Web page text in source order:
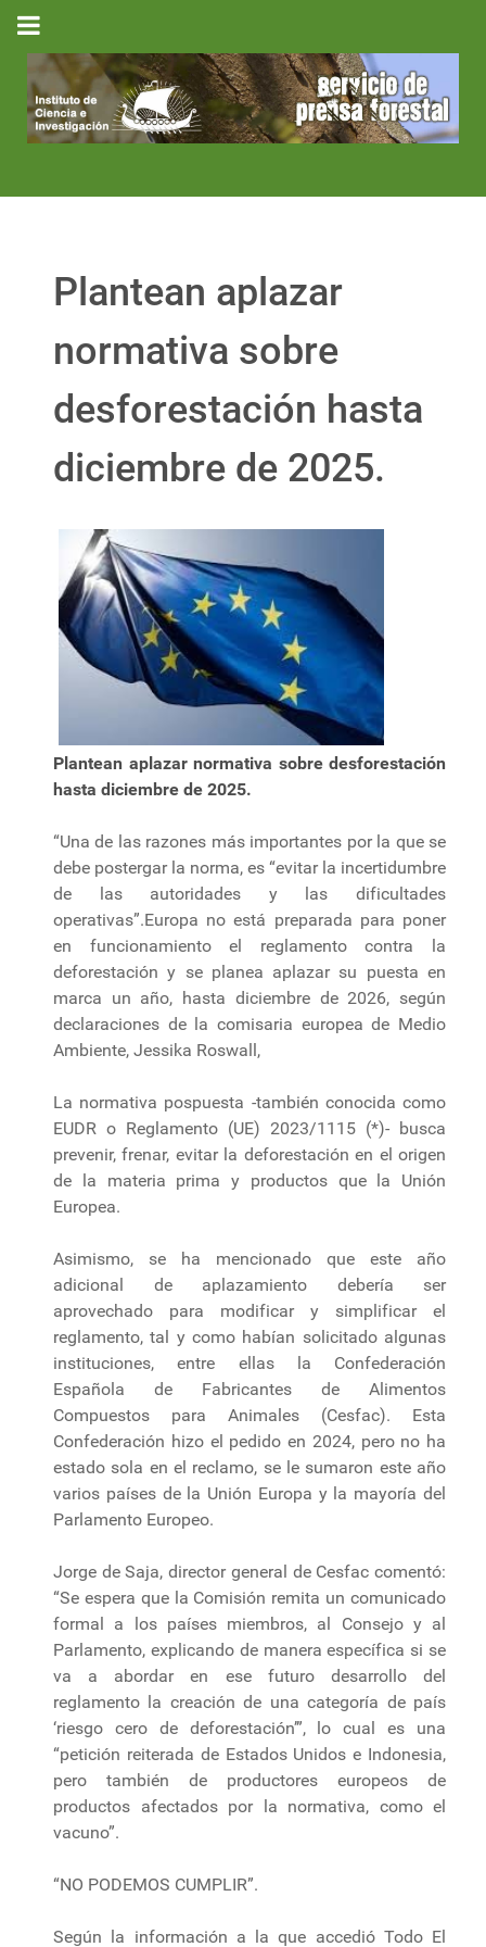
Plantean aplazar
normativa sobre
desforestación hasta
diciembre de 2025.
Plantean aplazar normativa sobre desforestación
hasta diciembre de 2025.
“Una de las razones más importantes por la que se
debe postergar la norma, es “evitar la incertidumbre
de las autoridades y las dificultades
operativas”.Europa no está preparada para poner
en funcionamiento el reglamento contra la
deforestación y se planea aplazar su puesta en
marca un año, hasta diciembre de 2026, según
declaraciones de la comisaria europea de Medio
Ambiente, Jessika Roswall,
La normativa pospuesta -también conocida como
EUDR o Reglamento (UE) 2023/1115 (*)- busca
prevenir, frenar, evitar la deforestación en el origen
de la materia prima y productos que la Unión
Europea.
Asimismo, se ha mencionado que este año
adicional de aplazamiento debería ser
aprovechado para modificar y simplificar el
reglamento, tal y como habían solicitado algunas
instituciones, entre ellas la Confederación
Española de Fabricantes de Alimentos
Compuestos para Animales (Cesfac). Esta
Confederación hizo el pedido en 2024, pero no ha
estado sola en el reclamo, se le sumaron este año
varios países de la Unión Europa y la mayoría del
Parlamento Europeo.
Jorge de Saja, director general de Cesfac comentó:
“Se espera que la Comisión remita un comunicado
formal a los países miembros, al Consejo y al
Parlamento, explicando de manera específica si se
va a abordar en ese futuro desarrollo del
reglamento la creación de una categoría de país
‘riesgo cero de deforestación’”, lo cual es una
“petición reiterada de Estados Unidos e Indonesia,
pero también de productores europeos de
productos afectados por la normativa, como el
vacuno”.
“NO PODEMOS CUMPLIR”.
Según la información a la que accedió Todo El